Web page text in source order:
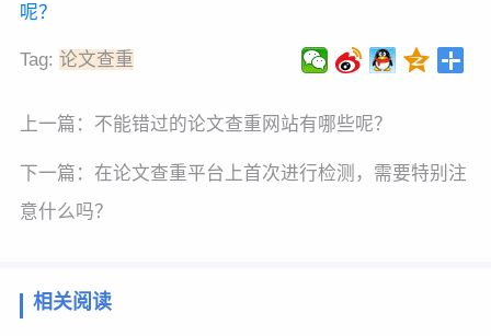
呢？
Tag: 论文查重
上一篇： 不能错过的论文查重网站有哪些呢？
下一篇： 在论文查重平台上首次进行检测，需要特别注
意什么吗？
相关阅读